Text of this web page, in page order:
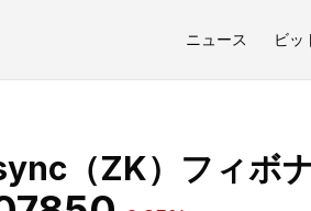
ニュース ビッ
カル分析
$0.007850 で取引されています.
（ZK）フィボ